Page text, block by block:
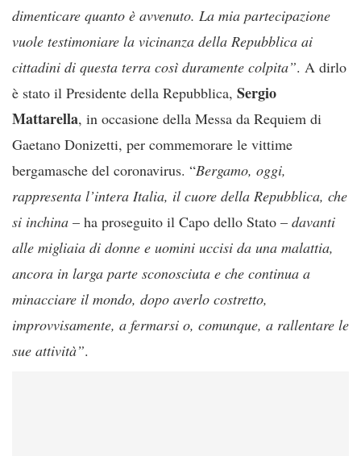
dimenticare quanto è avvenuto. La mia partecipazione
vuole testimoniare la vicinanza della Repubblica ai
cittadini di questa terra così duramente colpita”. A dirlo
è stato il Presidente della Repubblica, Sergio
Mattarella, in occasione della Messa da Requiem di
Gaetano Donizetti, per commemorare le vittime
bergamasche del coronavirus. “Bergamo, oggi,
rappresenta l’intera Italia, il cuore della Repubblica, che
si inchina – ha proseguito il Capo dello Stato – davanti
alle migliaia di donne e uomini uccisi da una malattia,
ancora in larga parte sconosciuta e che continua a
minacciare il mondo, dopo averlo costretto,
improvvisamente, a fermarsi o, comunque, a rallentare le
sue attività”.